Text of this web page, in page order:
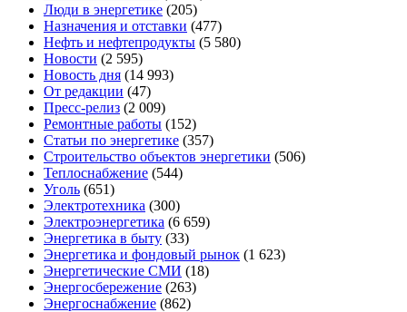
Люди в энергетике (205)
Назначения и отставки (477)
Нефть и нефтепродукты (5 580)
Новости (2 595)
Новость дня (14 993)
От редакции (47)
Пресс-релиз (2 009)
Ремонтные работы (152)
Статьи по энергетике (357)
Строительство объектов энергетики (506)
Теплоснабжение (544)
Уголь (651)
Электротехника (300)
Электроэнергетика (6 659)
Энергетика в быту (33)
Энергетика и фондовый рынок (1 623)
Энергетические СМИ (18)
Энергосбережение (263)
Энергоснабжение (862)